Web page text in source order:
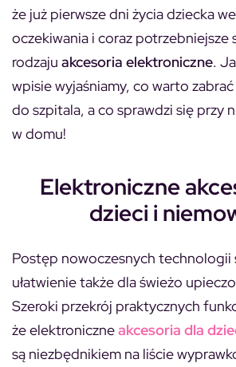
że już pierwsze dni życia dziecka
oczekiwania i coraz potrzebniejsze
rodzaju akcesoria elektroniczne.
wpisie wyjaśniamy, co warto
do szpitala, a co sprawdzi się przy
w domu!
Elektroniczne
dzieci i
Postęp nowoczesnych technologii
ułatwienie także dla świeżo
Szeroki przekrój praktycznych
że elektroniczneakcesoria dla
są niezbędnikiem na liście